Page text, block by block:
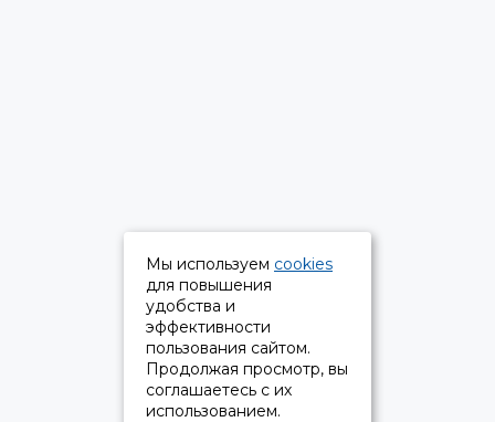
Мы используем cookies
для повышения
удобства и
эффективности
пользования сайтом.
Продолжая просмотр, вы
соглашаетесь с их
использованием.